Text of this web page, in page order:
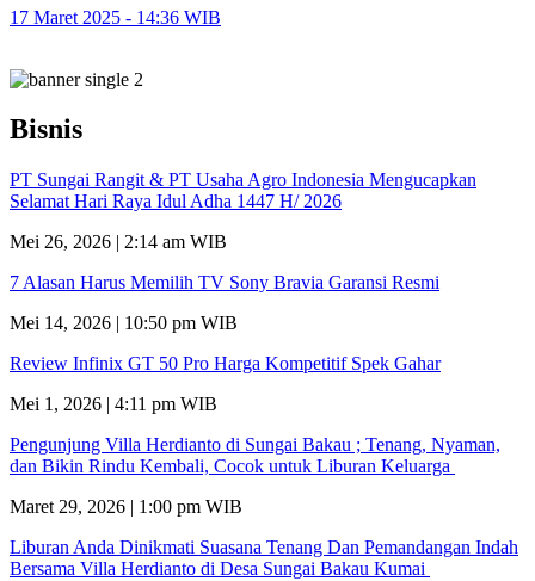
17 Maret 2025 - 14:36 WIB
Bisnis
PT Sungai Rangit & PT Usaha Agro Indonesia Mengucapkan
Selamat Hari Raya Idul Adha 1447 H/ 2026
Mei 26, 2026 | 2:14 am WIB
7 Alasan Harus Memilih TV Sony Bravia Garansi Resmi
Mei 14, 2026 | 10:50 pm WIB
Review Infinix GT 50 Pro Harga Kompetitif Spek Gahar
Mei 1, 2026 | 4:11 pm WIB
Pengunjung Villa Herdianto di Sungai Bakau ; Tenang, Nyaman,
dan Bikin Rindu Kembali, Cocok untuk Liburan Keluarga
Maret 29, 2026 | 1:00 pm WIB
Liburan Anda Dinikmati Suasana Tenang Dan Pemandangan Indah
Bersama Villa Herdianto di Desa Sungai Bakau Kumai